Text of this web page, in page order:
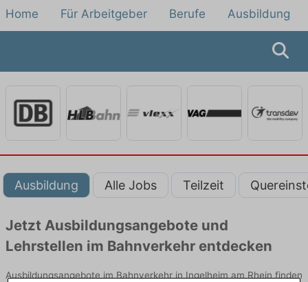
Home Für Arbeitgeber Berufe Ausbildung
Ausbildung Alle Jobs Teilzeit
Jetzt Ausbildungsangebote und
Lehrstellen im Bahnverkehr entdecken
Ausbildungsangebote im Bahnverkehr in Ingelheim am Rhein finden